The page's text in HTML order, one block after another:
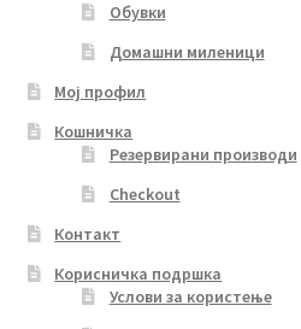
Обувки
Домашни миленици
Мој профил
Кошничка
Резервирани производи
Checkout
Контакт
Корисничка подршка
Услови за користење